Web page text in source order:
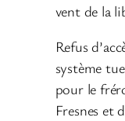
vent de la
Refus
système
pour le
Fresnes et